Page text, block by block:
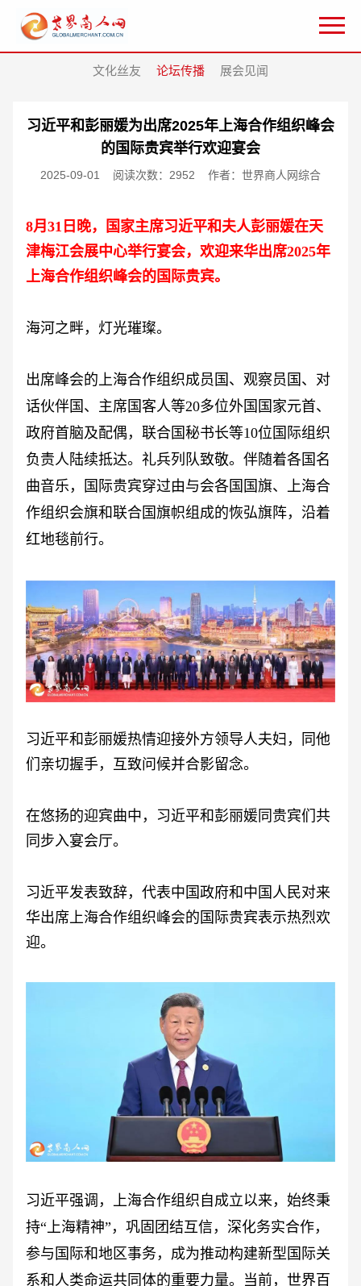
文化丝友 论坛传播 展会见闻
习近平和彭丽媛为出席2025年上海合作组织峰会
的国际贵宾举行欢迎宴会
2025-09-01 阅读次数：2952 作者：世界商人网综合
8月31日晚，国家主席习近平和夫人彭丽媛在天
津梅江会展中心举行宴会，欢迎来华出席2025年
上海合作组织峰会的国际贵宾。
海河之畔，灯光璀璨。
出席峰会的上海合作组织成员国、观察员国、对
话伙伴国、主席国客人等20多位外国国家元首、
政府首脑及配偶，联合国秘书长等10位国际组织
负责人陆续抵达。礼兵列队致敬。伴随着各国名
曲音乐，国际贵宾穿过由与会各国国旗、上海合
作组织会旗和联合国旗帜组成的恢弘旗阵，沿着
红地毯前行。
习近平和彭丽媛热情迎接外方领导人夫妇，同他
们亲切握手，互致问候并合影留念。
在悠扬的迎宾曲中，习近平和彭丽媛同贵宾们共
同步入宴会厅。
习近平发表致辞，代表中国政府和中国人民对来
华出席上海合作组织峰会的国际贵宾表示热烈欢
迎。
习近平强调，上海合作组织自成立以来，始终秉
持“上海精神”，巩固团结互信，深化务实合作，
参与国际和地区事务，成为推动构建新型国际关
系和人类命运共同体的重要力量。当前，世界百